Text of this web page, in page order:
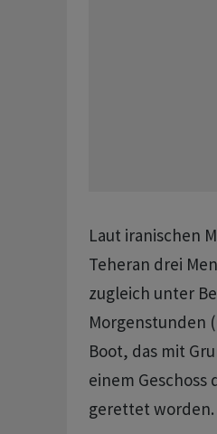
Laut iranischen
Teheran drei
zugleich unter
Morgenstunden
Boot, das mit
einem Geschoss
gerettet worden.